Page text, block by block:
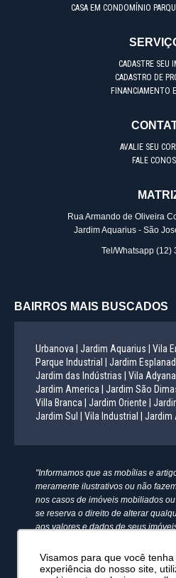
CASA EM CONDOMÍNIO
CADASTRE SEU
CADASTRO DE
FINANCIAMENTO
AVALIE SEU
FALE
Rua Armando de Oliveira
Jardim Aquarius - São
Tel/Whatsapp (12)
BAIRROS MAIS BUSCADOS
Urbanova | Jardim Aquarius | Vila
Parque Industrial |
Jardim
Jardim das Indústrias |
Vila Adyana |
Jardim America |
Jardim São Dimas
Villa Branca |
Jardim Oriente |
Jardim Sul |
Vila Industrial | Jardim
"Informamos que as mobílias e
meramente ilustrativos ou não
nos casos de imóveis mobiliados
se reserva o direito de alterar
aos valores e dados de seus
anunciado do condomínio e IPTU
maior, menor ou mesmo passível
algum imóvel anunciado no site
Visamos para que você
experiência do nosso site,